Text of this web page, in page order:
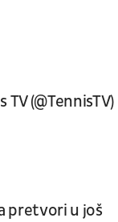
(@TennisTV)
pretvori u još